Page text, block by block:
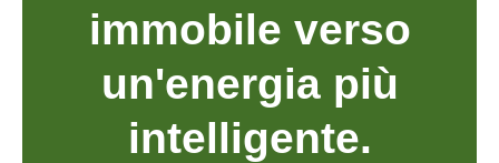
immobile verso
un'energia più
intelligente.